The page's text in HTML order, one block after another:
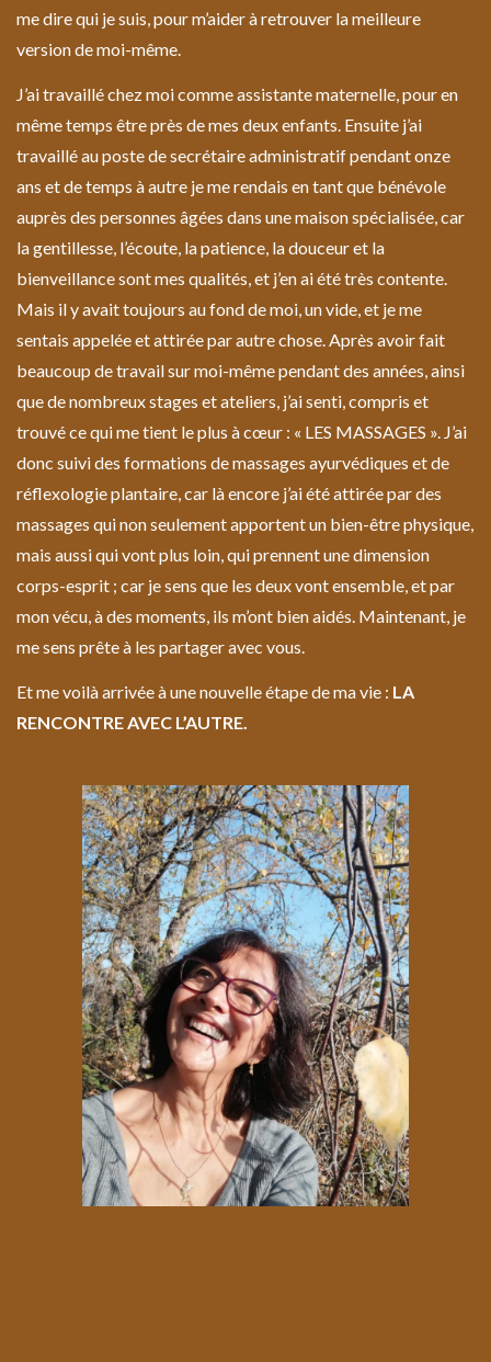
me dire qui je suis, pour m’aider à retrouver la meilleure
version de moi-même.
J’ai travaillé chez moi comme assistante maternelle, pour en
même temps être près de mes deux enfants. Ensuite j’ai
travaillé au poste de secrétaire administratif pendant onze
ans et de temps à autre je me rendais en tant que bénévole
auprès des personnes âgées dans une maison spécialisée, car
la gentillesse, l’écoute, la patience, la douceur et la
bienveillance sont mes qualités, et j’en ai été très contente.
Mais il y avait toujours au fond de moi, un vide, et je me
sentais appelée et attirée par autre chose. Après avoir fait
beaucoup de travail sur moi-même pendant des années, ainsi
que de nombreux stages et ateliers, j’ai senti, compris et
trouvé ce qui me tient le plus à cœur : « LES MASSAGES ». J’ai
donc suivi des formations de massages ayurvédiques et de
réflexologie plantaire, car là encore j’ai été attirée par des
massages qui non seulement apportent un bien-être physique,
mais aussi qui vont plus loin, qui prennent une dimension
corps-esprit ; car je sens que les deux vont ensemble, et par
mon vécu, à des moments, ils m’ont bien aidés. Maintenant, je
me sens prête à les partager avec vous.
Et me voilà arrivée à une nouvelle étape de ma vie : LA
RENCONTRE AVEC L’AUTRE.